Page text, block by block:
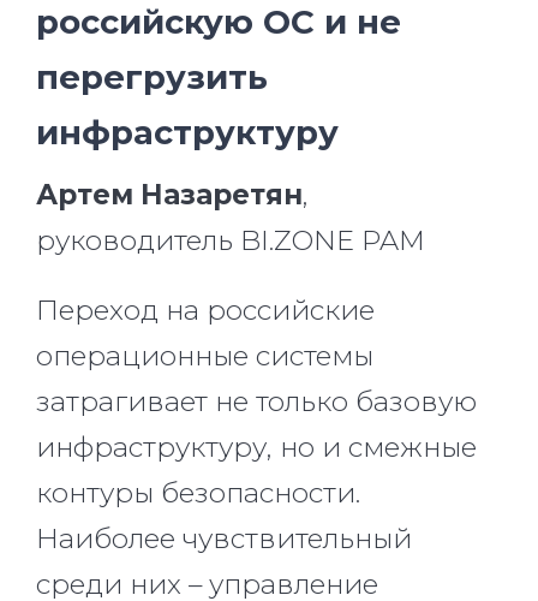
российскую ОС и не
перегрузить
инфраструктуру
Артем Назаретян,
руководитель BI.ZONE PAM
Переход на российские
операционные системы
затрагивает не только базовую
инфраструктуру, но и смежные
контуры безопасности.
Наиболее чувствительный
среди них – управление